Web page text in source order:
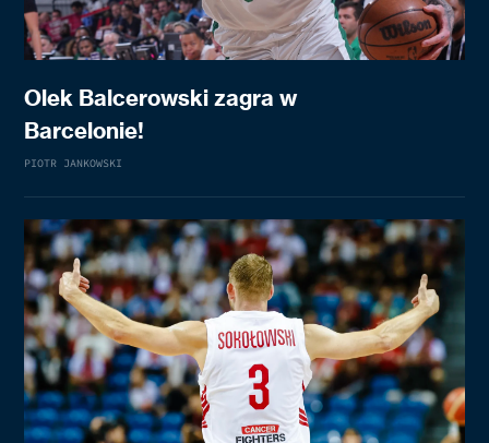
Olek Balcerowski zagra w
Barcelonie!
PIOTR JANKOWSKI